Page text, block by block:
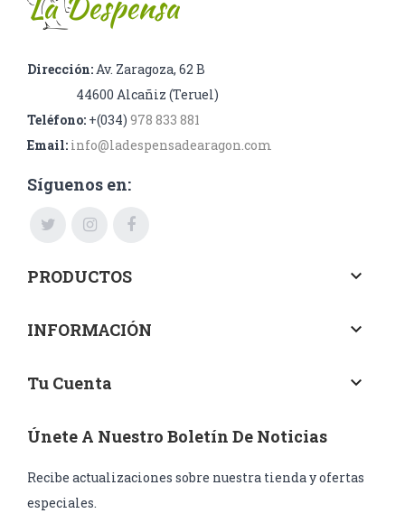
Dirección:Av. Zaragoza, 62 B
44600 Alcañiz (Teruel)
Teléfono: +(034) 978 833 881
Email: info@ladespensadearagon.com
Síguenos en:
PRODUCTOS keyboard_arrow_down
INFORMACIÓN keyboard_arrow_down
Tu Cuenta keyboard_arrow_down
Únete A Nuestro Boletín De Noticias
Recibe actualizaciones sobre nuestra tienda y ofertas
especiales.